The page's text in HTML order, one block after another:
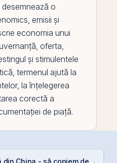
desemnează o
, emisii și
economia unui
oferta,
și stimulentele
termenul ajută la
la înțelegerea
corectă a
de piață.
din China - să copiem de